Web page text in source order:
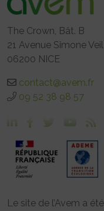
The Crown, Bât. B
21 Avenue Simone Veil
06200 NICE
contact@avem.fr
09 52 38 98 57
Le site de l’Avem a